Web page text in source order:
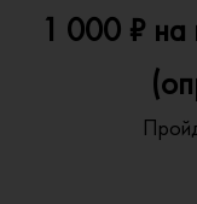
1 000 ₽ на